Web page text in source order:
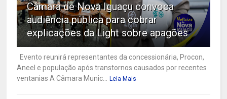
Câmara de Nova Iguaçu convoca
audiência pública para cobrar
explicações da Light sobre apagões
Evento reunirá representantes da concessionária, Procon,
Aneel e população após transtornos causados por recentes
ventanias A Câmara Munic... Leia Mais